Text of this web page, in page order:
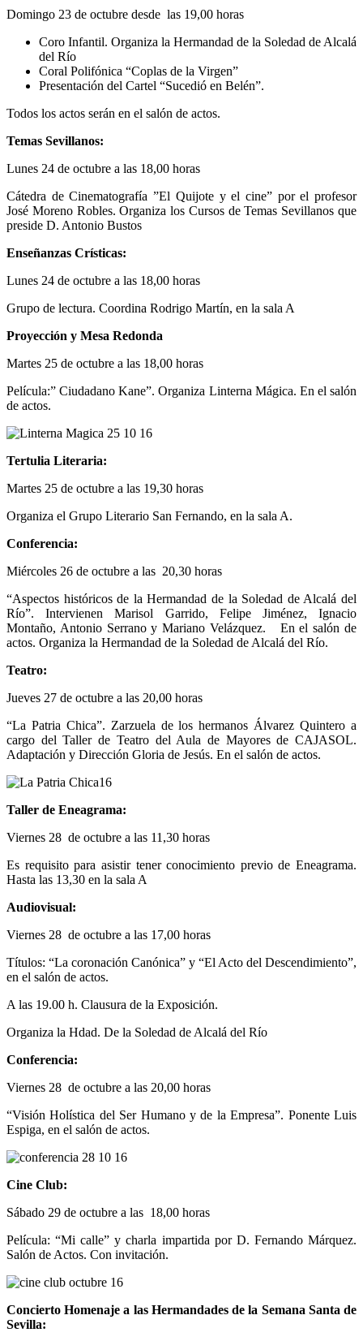
Domingo 23 de octubre desde las 19,00 horas
Coro Infantil. Organiza la Hermandad de la Soledad de Alcalá
del Río
Coral Polifónica “Coplas de la Virgen”
Presentación del Cartel “Sucedió en Belén”.
Todos los actos serán en el salón de actos.
Temas Sevillanos:
Lunes 24 de octubre a las 18,00 horas
Cátedra de Cinematografía ”El Quijote y el cine” por el profesor
José Moreno Robles. Organiza los Cursos de Temas Sevillanos que
preside D. Antonio Bustos
Enseñanzas Crísticas:
Lunes 24 de octubre a las 18,00 horas
Grupo de lectura. Coordina Rodrigo Martín, en la sala A
Proyección y Mesa Redonda
Martes 25 de octubre a las 18,00 horas
Película:” Ciudadano Kane”. Organiza Linterna Mágica. En el salón
de actos.
Tertulia Literaria:
Martes 25 de octubre a las 19,30 horas
Organiza el Grupo Literario San Fernando, en la sala A.
Conferencia:
Miércoles 26 de octubre a las 20,30 horas
“Aspectos históricos de la Hermandad de la Soledad de Alcalá del
Río”. Intervienen Marisol Garrido, Felipe Jiménez, Ignacio
Montaño, Antonio Serrano y Mariano Velázquez. En el salón de
actos. Organiza la Hermandad de la Soledad de Alcalá del Río.
Teatro:
Jueves 27 de octubre a las 20,00 horas
“La Patria Chica”. Zarzuela de los hermanos Álvarez Quintero a
cargo del Taller de Teatro del Aula de Mayores de CAJASOL.
Adaptación y Dirección Gloria de Jesús. En el salón de actos.
Taller de Eneagrama:
Viernes 28 de octubre a las 11,30 horas
Es requisito para asistir tener conocimiento previo de Eneagrama.
Hasta las 13,30 en la sala A
Audiovisual:
Viernes 28 de octubre a las 17,00 horas
Títulos: “La coronación Canónica” y “El Acto del Descendimiento”,
en el salón de actos.
A las 19.00 h. Clausura de la Exposición.
Organiza la Hdad. De la Soledad de Alcalá del Río
Conferencia:
Viernes 28 de octubre a las 20,00 horas
“Visión Holística del Ser Humano y de la Empresa”. Ponente Luis
Espiga, en el salón de actos.
Cine Club:
Sábado 29 de octubre a las 18,00 horas
Película: “Mi calle” y charla impartida por D. Fernando Márquez.
Salón de Actos. Con invitación.
Concierto Homenaje a las Hermandades de la Semana Santa de
Sevilla: